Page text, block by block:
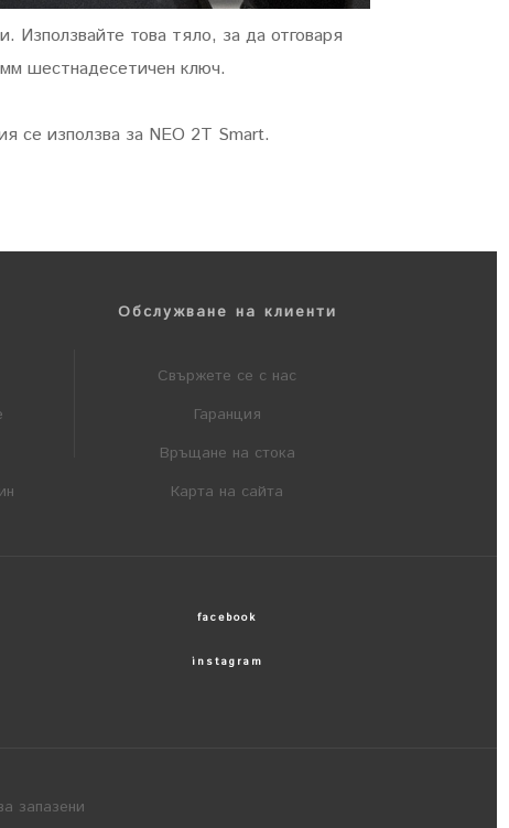
Използвайте това тяло, за да отговаря
шестнадесетичен ключ.
се използва за NEO 2T Smart.
Обслужване на клиенти
Свържете се с нас
Гаранция
Връщане на стока
Карта на сайта
facebook
instagram
запазени